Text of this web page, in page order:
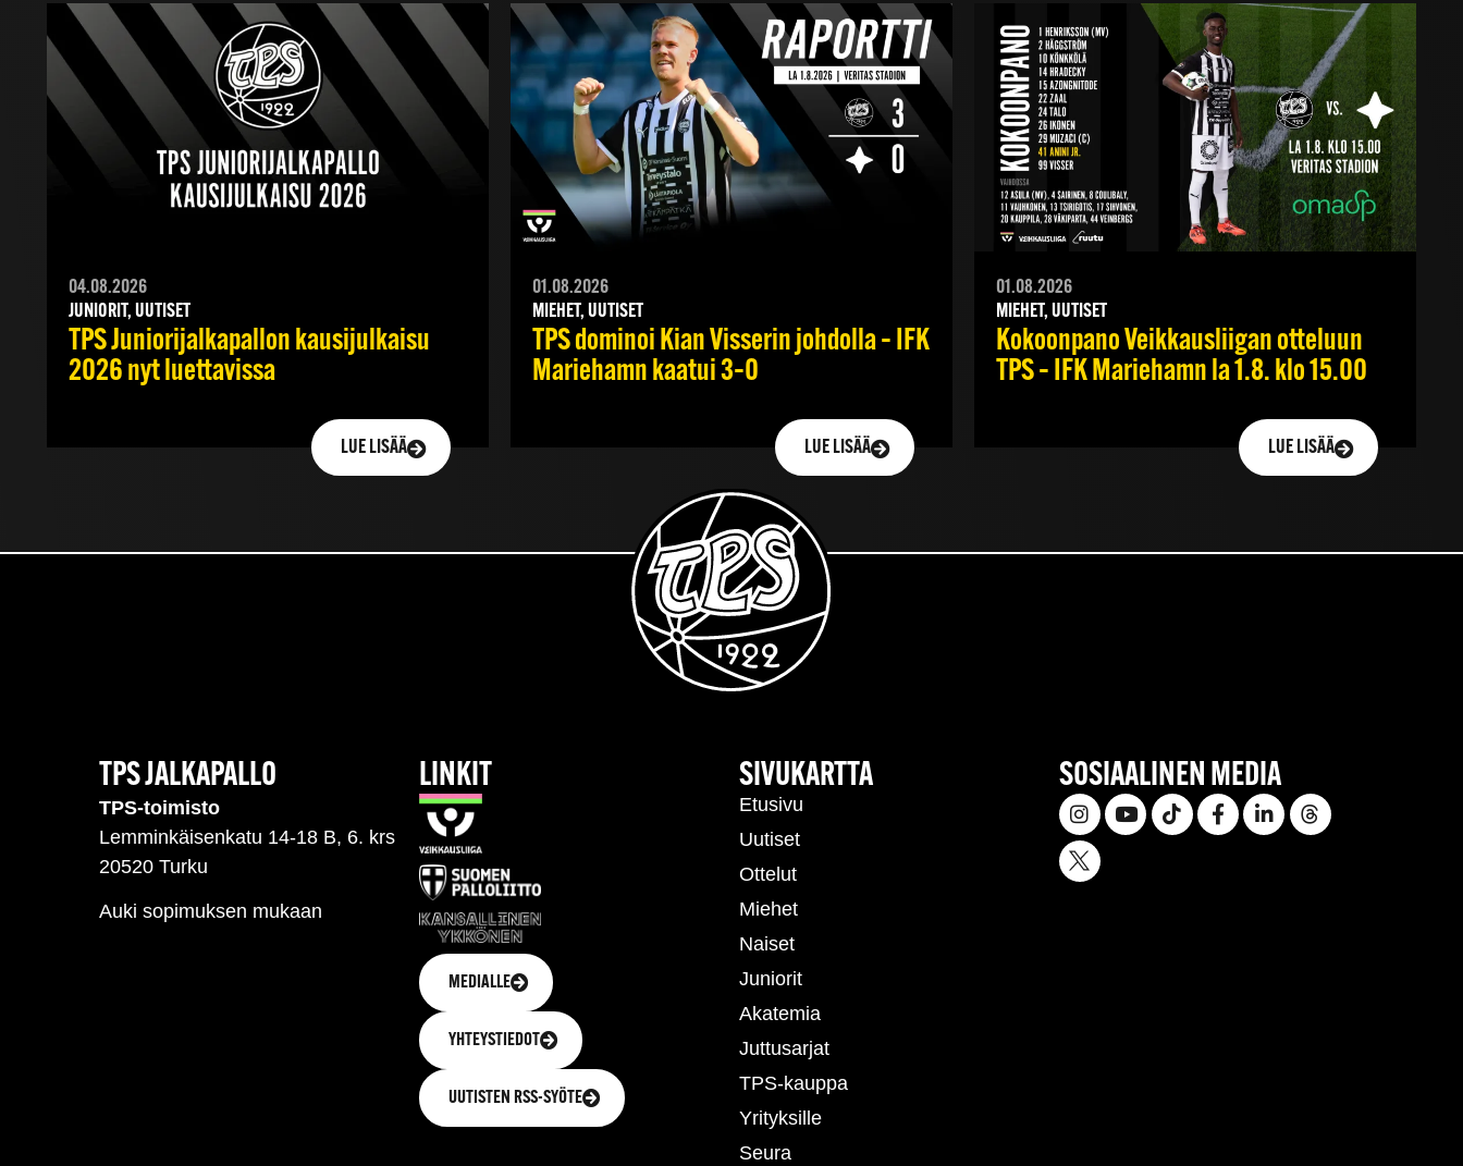
04.08.2026
JUNIORIT, UUTISET
TPS Juniorijalkapallon kausijulkaisu
2026 nyt luettavissa
LUE LISÄÄ
01.08.2026
MIEHET, UUTISET
TPS dominoi Kian Visserin johdolla – IFK
Mariehamn kaatui 3–0
LUE LISÄÄ
01.08.2026
MIEHET, UUTISET
Kokoonpano Veikkausliigan otteluun
TPS – IFK Mariehamn la 1.8. klo 15.00
LUE LISÄÄ
TPS JALKAPALLO
TPS-toimisto
Lemminkäisenkatu 14-18 B, 6. krs
20520 Turku
Auki sopimuksen mukaan
LINKIT
MEDIALLE
YHTEYSTIEDOT
UUTISTEN RSS-SYÖTE
SIVUKARTTA
Etusivu
Uutiset
Ottelut
Miehet
Naiset
Juniorit
Akatemia
Juttusarjat
TPS-kauppa
Yrityksille
Seura
SOSIAALINEN MEDIA